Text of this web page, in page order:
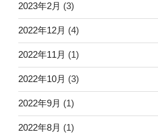
2023年2月 (3)
2022年12月 (4)
2022年11月 (1)
2022年10月 (3)
2022年9月 (1)
2022年8月 (1)